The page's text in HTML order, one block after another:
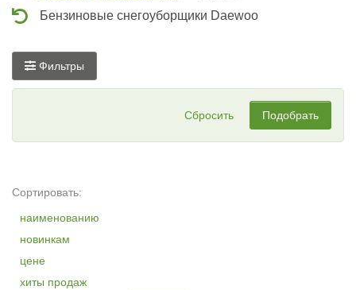
Бензиновые снегоуборщики Daewoo
Фильтры
Сбросить Подобрать
Сортировать:
наименованию
новинкам
цене
хиты продаж